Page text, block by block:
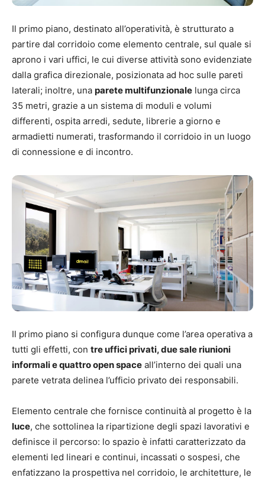
Il primo piano, destinato all’operatività, è strutturato a
partire dal corridoio come elemento centrale, sul quale si
aprono i vari uffici, le cui diverse attività sono evidenziate
dalla grafica direzionale, posizionata ad hoc sulle pareti
laterali; inoltre, una parete multifunzionale lunga circa
35 metri, grazie a un sistema di moduli e volumi
differenti, ospita arredi, sedute, librerie a giorno e
armadietti numerati, trasformando il corridoio in un luogo
di connessione e di incontro.
Il primo piano si configura dunque come l’area operativa a
tutti gli effetti, con tre uffici privati, due sale riunioni
informali e quattro open space all’interno dei quali una
parete vetrata delinea l’ufficio privato dei responsabili.
Elemento centrale che fornisce continuità al progetto è la
luce, che sottolinea la ripartizione degli spazi lavorativi e
definisce il percorso: lo spazio è infatti caratterizzato da
elementi led lineari e continui, incassati o sospesi, che
enfatizzano la prospettiva nel corridoio, le architetture, le